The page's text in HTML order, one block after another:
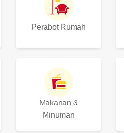
Perabot Rumah
Makanan &
Minuman